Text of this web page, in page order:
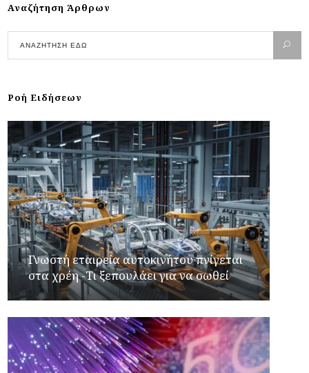
Αναζήτηση Άρθρων
Ροή Ειδήσεων
Γνωστή εταιρεία αυτοκινήτου πνίγεται
στα χρέη -Τι ξεπουλάει για να σωθεί